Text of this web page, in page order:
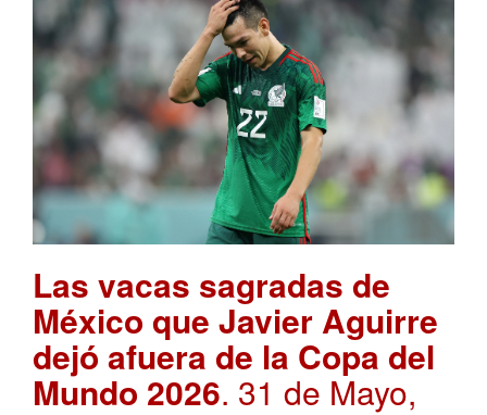
Las vacas sagradas de
México que Javier Aguirre
dejó afuera de la Copa del
Mundo 2026. 31 de Mayo,